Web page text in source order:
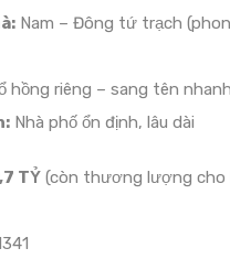
Nam – Đông tứ trạch
hồng riêng – sang tên nhanh
Nhà phố ổn định, lâu dài
TỶ (còn thương lượng cho